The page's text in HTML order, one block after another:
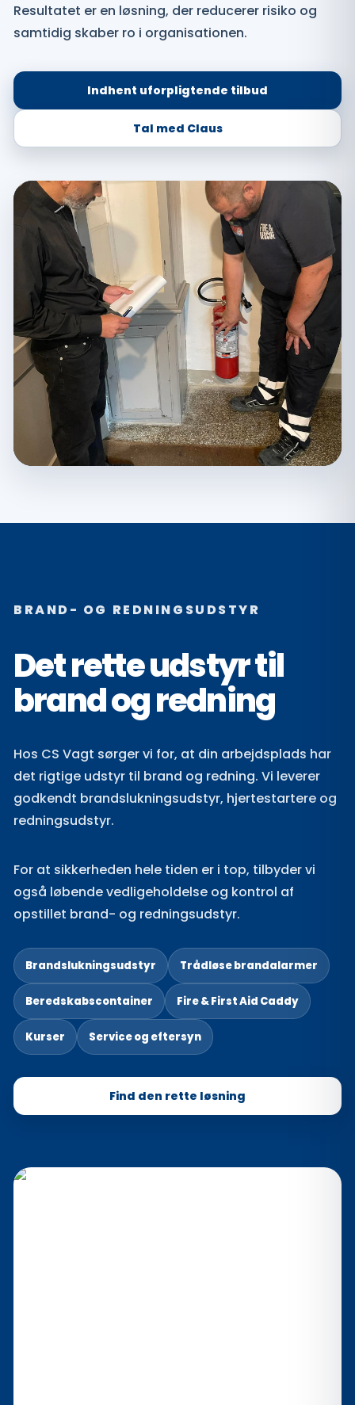
Resultatet er en løsning, der reducerer risiko og
samtidig skaber ro i organisationen.
Indhent uforpligtende tilbud
Tal med Claus
BRAND- OG REDNINGSUDSTYR
Det rette udstyr til
brand og redning
Hos CS Vagt sørger vi for, at din arbejdsplads har
det rigtige udstyr til brand og redning. Vi leverer
godkendt brandslukningsudstyr, hjertestartere og
redningsudstyr.
For at sikkerheden hele tiden er i top, tilbyder vi
også løbende vedligeholdelse og kontrol af
opstillet brand- og redningsudstyr.
Brandslukningsudstyr Trådløse brandalarmer
Beredskabscontainer Fire & First Aid Caddy
Kurser Service og eftersyn
Find den rette løsning